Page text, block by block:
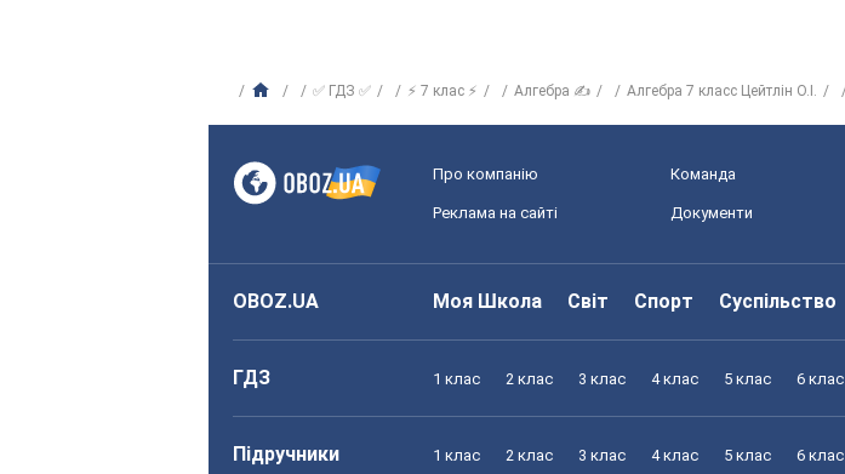
✅ ГДЗ ✅ ⚡ 7 клас ⚡ Алгебра ✍ Алгебра 7 класс Цейтлiн О.I.
Про компанію Команда
Реклама на сайті Документи
OBOZ.UA Моя Школа Світ Спорт Суспільство
ГДЗ 1 клас 2 клас 3 клас 4 клас 5 клас 6 клас
Підручники 1 клас 2 клас 3 клас 4 клас 5 клас 6 клас